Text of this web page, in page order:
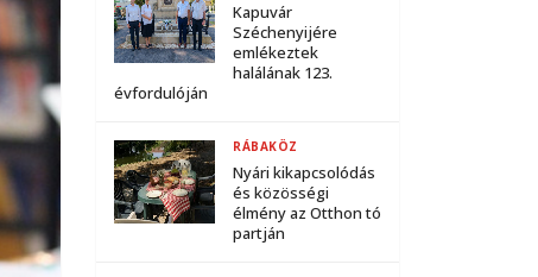
Kapuvár
Széchenyijére
emlékeztek
halálának 123.
évfordulóján
Nyári kikapcsolódás
és közösségi
élmény az Otthon tó
partján
RÁBAKÖZ